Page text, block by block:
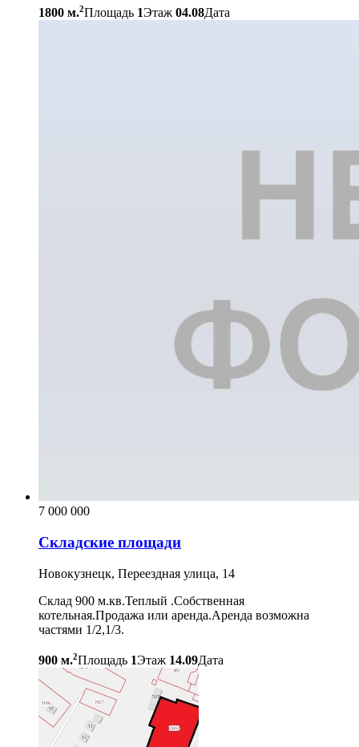
1800 м.2Площадь 1Этаж 04.08Дата
7 000 000
Складские площади
Новокузнецк, Переездная улица, 14
Склад 900 м.кв.Теплый .Собственная
котельная.Продажа или аренда.Аренда возможна
частями 1/2,1/3.
900 м.2Площадь 1Этаж 14.09Дата